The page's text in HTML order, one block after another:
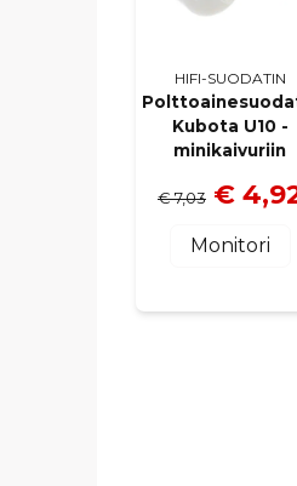
HIFI-SUODATIN
Kubota U10 -
minikaivuriin
€ 7,03 €
Monitori